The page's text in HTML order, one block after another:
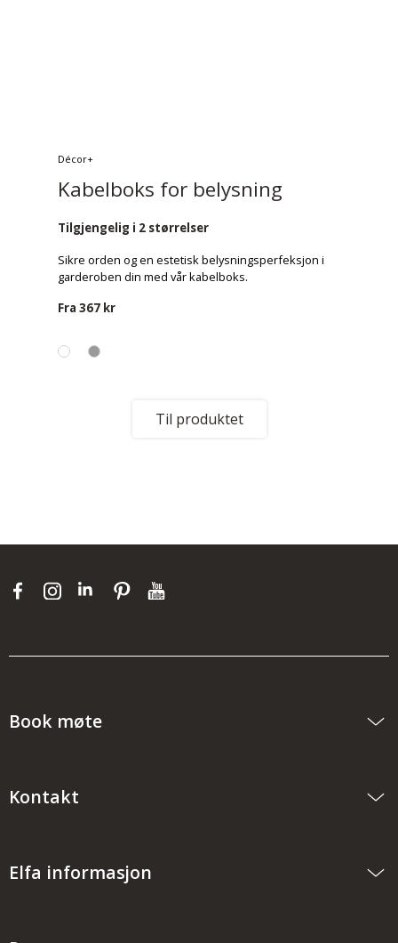
Décor+
Kabelboks for belysning
Tilgjengelig i 2 størrelser
Sikre orden og en estetisk belysningsperfeksjon i
garderoben din med vår kabelboks.
Fra 367 kr
Til produktet
Book møte
Kontakt
Elfa informasjon